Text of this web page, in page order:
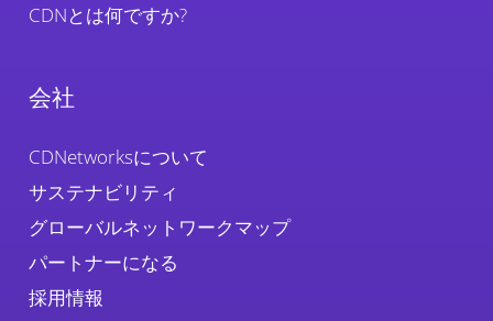
CDNとは何ですか?
会社
CDNetworksについて
サステナビリティ
グローバルネットワークマップ
パートナーになる
採用情報